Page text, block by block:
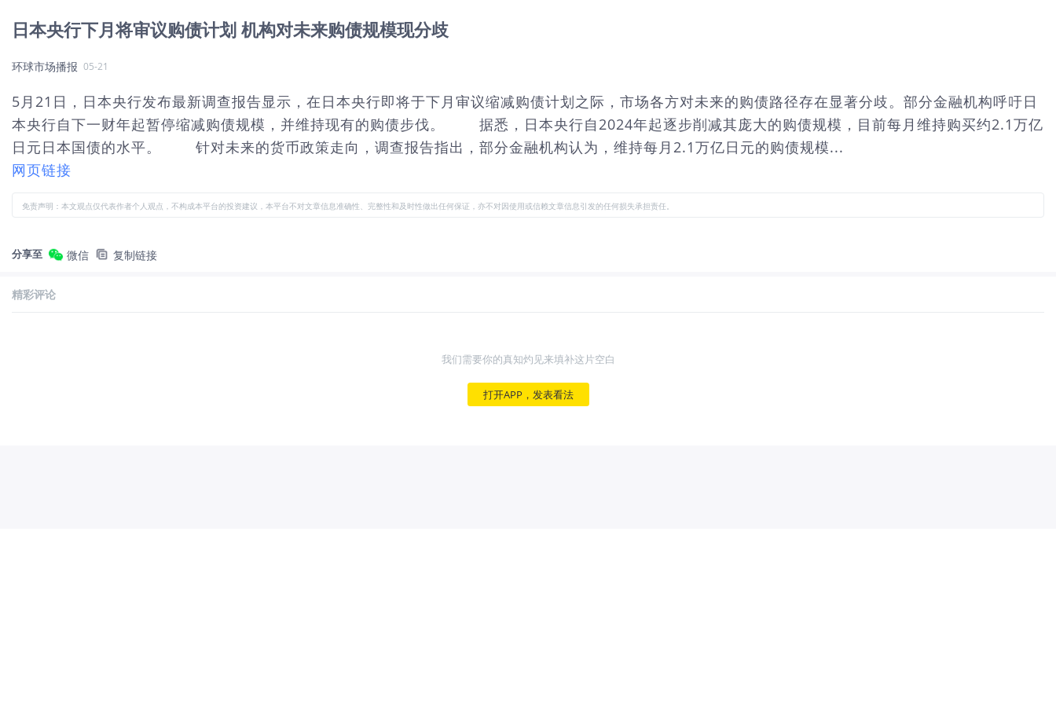
日本央行下月将审议购债计划 机构对未来购债规模现分歧
环球市场播报 05-21
5月21日，日本央行发布最新调查报告显示，在日本央行即将于下月审议缩减购债计划之际，市场各方对未来的购债路径存在显著分歧。部分金融机构呼吁日
本央行自下一财年起暂停缩减购债规模，并维持现有的购债步伐。 据悉，日本央行自2024年起逐步削减其庞大的购债规模，目前每月维持购买约2.1万亿
日元日本国债的水平。 针对未来的货币政策走向，调查报告指出，部分金融机构认为，维持每月2.1万亿日元的购债规模...
网页链接
免责声明：本文观点仅代表作者个人观点，不构成本平台的投资建议，本平台不对文章信息准确性、完整性和及时性做出任何保证，亦不对因使用或信赖文章信息引发的任何损失承担责任。
分享至 微信 复制链接
精彩评论
我们需要你的真知灼见来填补这片空白
打开APP，发表看法